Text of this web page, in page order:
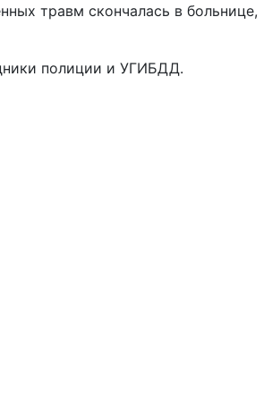
травм скончалась в больнице,
полиции и УГИБДД.